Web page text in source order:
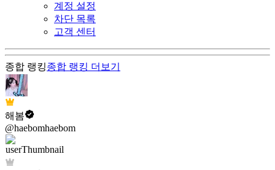
계정 설정
차단 목록
고객 센터
종합 랭킹종합 랭킹 더보기
해봄
@haebomhaebom